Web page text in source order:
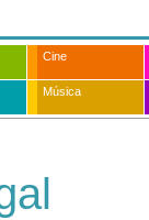
Cine
Música